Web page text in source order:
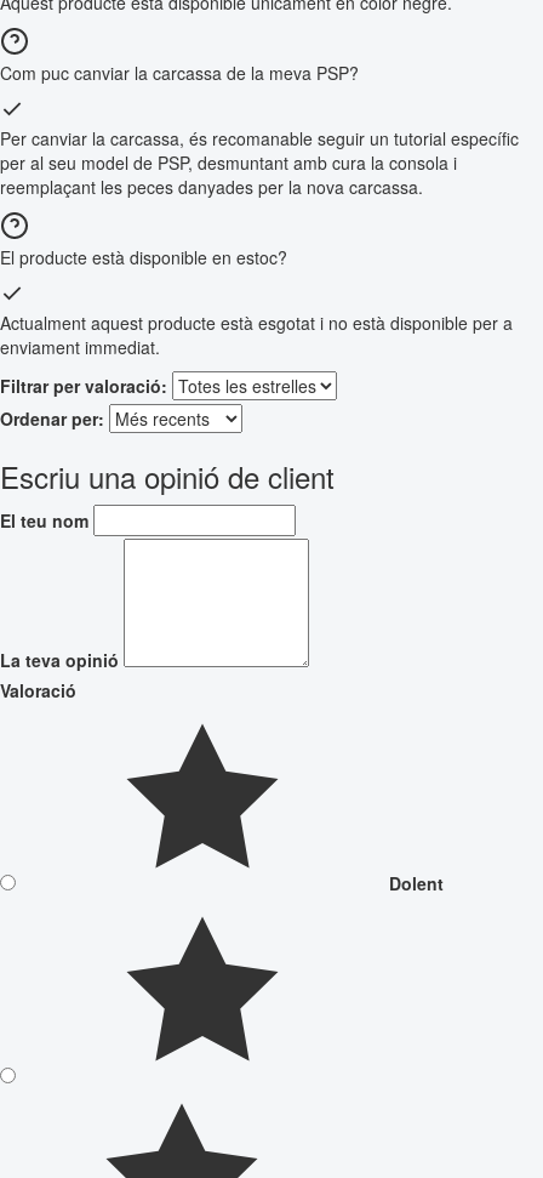
Com puc canviar la carcassa de la meva PSP?
Per canviar la carcassa, és recomanable seguir un tutorial específic
per al seu model de PSP, desmuntant amb cura la consola i
reemplaçant les peces danyades per la nova carcassa.
El producte està disponible en estoc?
Actualment aquest producte està esgotat i no està disponible per a
enviament immediat.
Filtrar per valoració:
Ordenar per:
Escriu una opinió de client
El teu nom
La teva opinió
Valoració
Dolent